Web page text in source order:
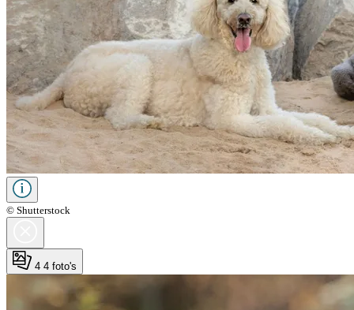
© Shutterstock
4 4 foto's